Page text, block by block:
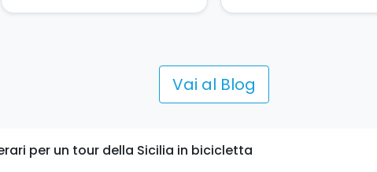
Vai al Blog
per un tour della Sicilia in bicicletta